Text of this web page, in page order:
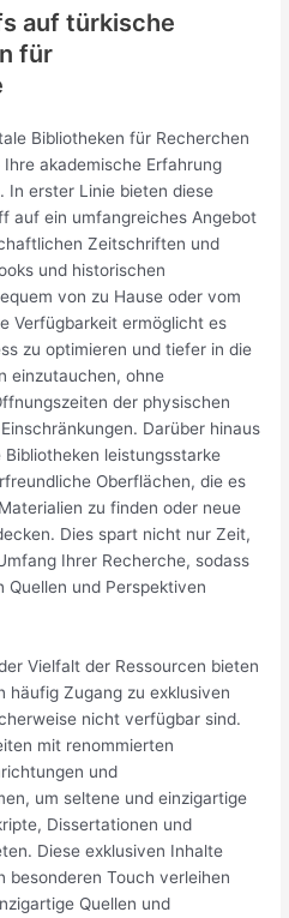
auf türkische
für
Bibliotheken für Recherchen
akademische Erfahrung
In erster Linie bieten diese
auf ein umfangreiches Angebot
Zeitschriften und
und historischen
von zu Hause oder vom
Verfügbarkeit ermöglicht es
zu optimieren und tiefer in die
einzutauchen, ohne
der physischen
Darüber hinaus
leistungsstarke
Oberflächen, die es
zu finden oder neue
Dies spart nicht nur Zeit,
Ihrer Recherche, sodass
Quellen und Perspektiven
Vielfalt der Ressourcen bieten
häufig Zugang zu exklusiven
nicht verfügbar sind.
mit renommierten
und
um seltene und einzigartige
Dissertationen und
Diese exklusiven Inhalte
besonderen Touch verleihen
Quellen und